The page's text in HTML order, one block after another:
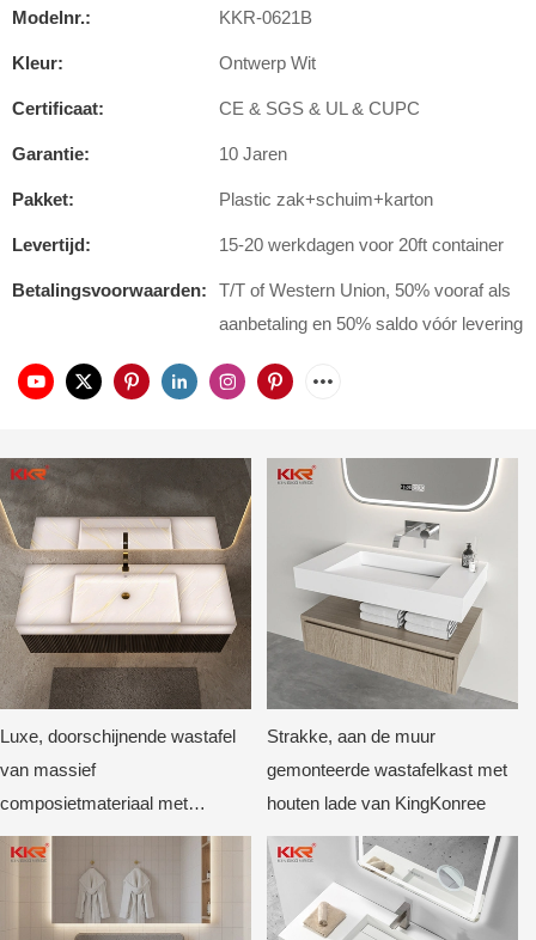
Modelnr.: KKR-0621B
Kleur: Ontwerp Wit
Certificaat: CE & SGS & UL & CUPC
Garantie: 10 Jaren
Pakket: Plastic zak+schuim+karton
Levertijd: 15-20 werkdagen voor 20ft container
Betalingsvoorwaarden:
T/T of Western Union, 50% vooraf als
aanbetaling en 50% saldo vóór levering
Luxe, doorschijnende wastafel
van massief
composietmateriaal met
verlichting, op maat gemaakt
voor hotels en villa's.
Strakke, aan de muur
gemonteerde wastafelkast met
houten lade van KingKonree